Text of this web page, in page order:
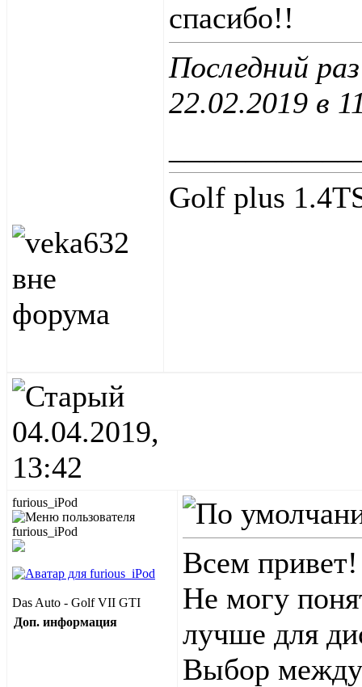
спасибо!!
Последний
22.02.2019 в
Golf plus
04.04.2019,
13:42
furious_iPod
Das Auto - Golf VII GTI
Доп. информация
Всем привет!
Не могу
лучше для
Выбор